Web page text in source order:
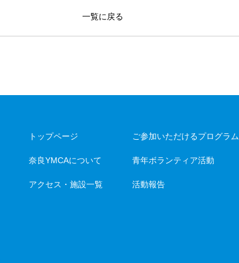
一覧に戻る
トップページ
奈良YMCAについて
アクセス・施設一覧
ご参加いただけるプログラム
青年ボランティア活動
活動報告